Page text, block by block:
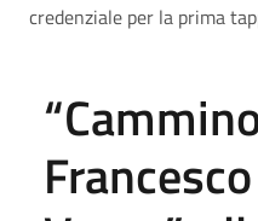
credenziale per la prima